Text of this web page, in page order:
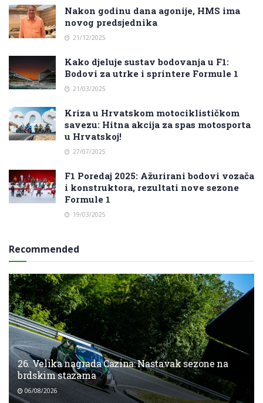
Nakon godinu dana agonije, HMS ima
novog predsjednika
21/12/2025
Kako djeluje sustav bodovanja u F1:
Bodovi za utrke i sprintere Formule 1
21/03/2025
Kriza u Hrvatskom motociklističkom
savezu: Hitna akcija za spas motosporta
u Hrvatskoj!
27/07/2025
F1 Poredaj 2025: Ažurirani bodovi vozača
i konstruktora, rezultati nove sezone
Formule 1
19/03/2025
Recommended
26. Velika nagrada Cazina: Nastavak sezone na
brdskim stazama
06/08/2026